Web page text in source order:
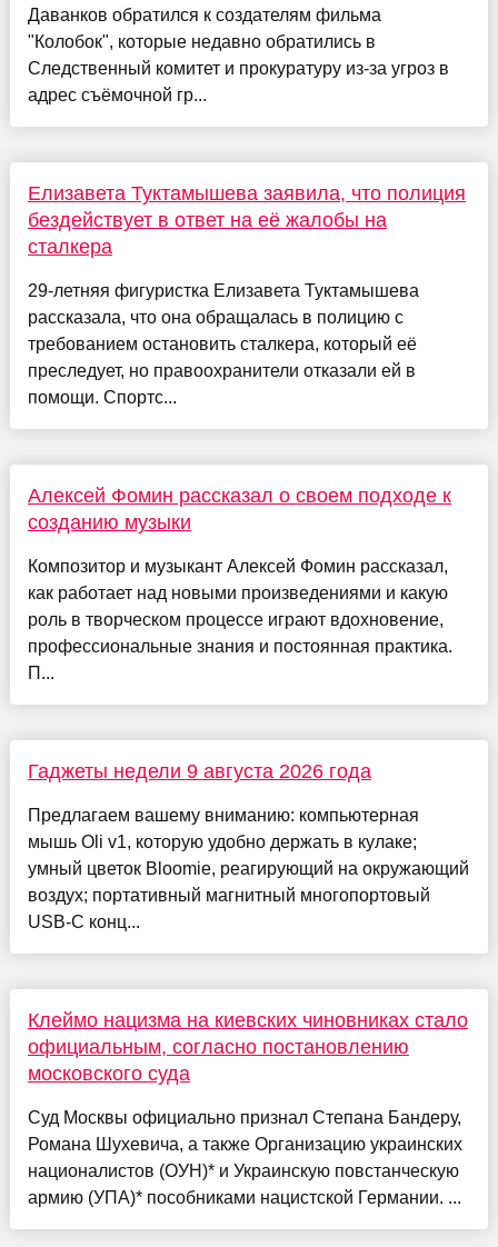
Даванков обратился к создателям фильма
"Колобок", которые недавно обратились в
Следственный комитет и прокуратуру из-за угроз в
адрес съёмочной гр...
Елизавета Туктамышева заявила, что полиция
бездействует в ответ на её жалобы на
сталкера
29-летняя фигуристка Елизавета Туктамышева
рассказала, что она обращалась в полицию с
требованием остановить сталкера, который её
преследует, но правоохранители отказали ей в
помощи. Спортс...
Алексей Фомин рассказал о своем подходе к
созданию музыки
Композитор и музыкант Алексей Фомин рассказал,
как работает над новыми произведениями и какую
роль в творческом процессе играют вдохновение,
профессиональные знания и постоянная практика.
П...
Гаджеты недели 9 августа 2026 года
Предлагаем вашему вниманию: компьютерная
мышь Oli v1, которую удобно держать в кулаке;
умный цветок Bloomie, реагирующий на окружающий
воздух; портативный магнитный многопортовый
USB-C конц...
Клеймо нацизма на киевских чиновниках стало
официальным, согласно постановлению
московского суда
Суд Москвы официально признал Степана Бандеру,
Романа Шухевича, а также Организацию украинских
националистов (ОУН)* и Украинскую повстанческую
армию (УПА)* пособниками нацистской Германии. ...